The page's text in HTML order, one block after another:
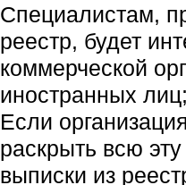
Специалистам,
реестр, будет
коммерческой
иностранных
Если
раскрыть всю
выписки из